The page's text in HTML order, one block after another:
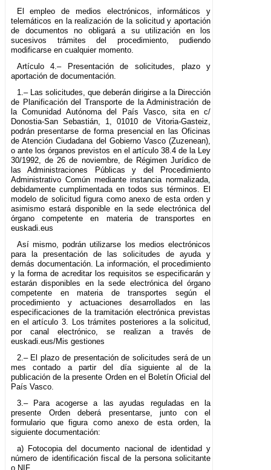
El empleo de medios electrónicos, informáticos y
telemáticos en la realización de la solicitud y aportación
de documentos no obligará a su utilización en los
sucesivos trámites del procedimiento, pudiendo
modificarse en cualquier momento.
Artículo 4.– Presentación de solicitudes, plazo y
aportación de documentación.
1.– Las solicitudes, que deberán dirigirse a la Dirección
de Planificación del Transporte de la Administración de
la Comunidad Autónoma del País Vasco, sita en c/
Donostia-San Sebastián, 1, 01010 de Vitoria-Gasteiz,
podrán presentarse de forma presencial en las Oficinas
de Atención Ciudadana del Gobierno Vasco (Zuzenean),
o ante los órganos previstos en el artículo 38.4 de la Ley
30/1992, de 26 de noviembre, de Régimen Jurídico de
las Administraciones Públicas y del Procedimiento
Administrativo Común mediante instancia normalizada,
debidamente cumplimentada en todos sus términos. El
modelo de solicitud figura como anexo de esta orden y
asimismo estará disponible en la sede electrónica del
órgano competente en materia de transportes en
euskadi.eus
Así mismo, podrán utilizarse los medios electrónicos
para la presentación de las solicitudes de ayuda y
demás documentación. La información, el procedimiento
y la forma de acreditar los requisitos se especificarán y
estarán disponibles en la sede electrónica del órgano
competente en materia de transportes según el
procedimiento y actuaciones desarrollados en las
especificaciones de la tramitación electrónica previstas
en el artículo 3. Los trámites posteriores a la solicitud,
por canal electrónico, se realizan a través de
euskadi.eus/Mis gestiones
2.– El plazo de presentación de solicitudes será de un
mes contado a partir del día siguiente al de la
publicación de la presente Orden en el Boletín Oficial del
País Vasco.
3.– Para acogerse a las ayudas reguladas en la
presente Orden deberá presentarse, junto con el
formulario que figura como anexo de esta orden, la
siguiente documentación:
a) Fotocopia del documento nacional de identidad y
número de identificación fiscal de la persona solicitante
o NIF.